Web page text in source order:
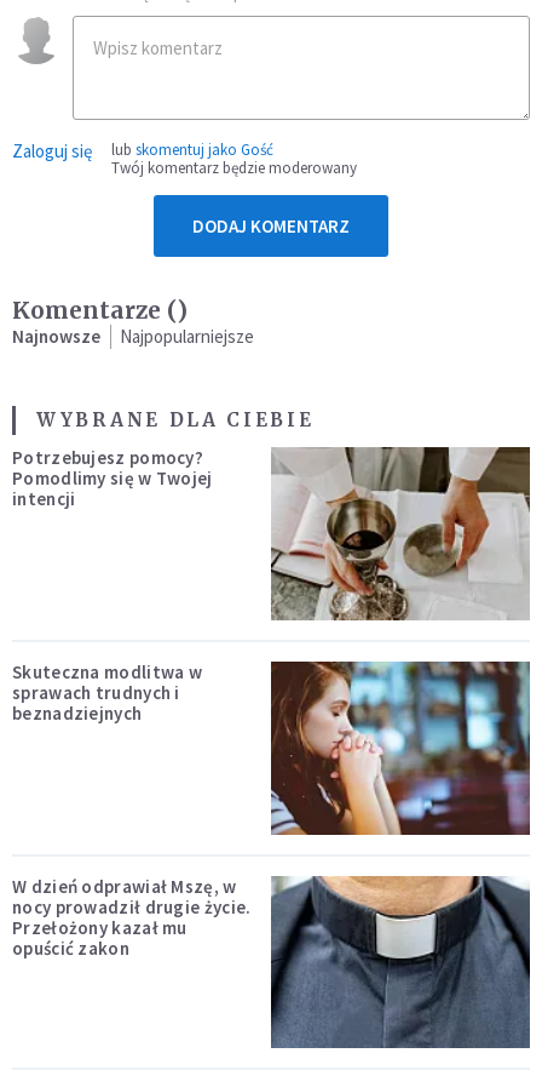
Zaloguj się lub skomentuj jako Gość
Twój komentarz będzie moderowany
DODAJ KOMENTARZ
Komentarze ()
Najnowsze Najpopularniejsze
WYBRANE DLA CIEBIE
Potrzebujesz pomocy?
Pomodlimy się w Twojej
intencji
Skuteczna modlitwa w
sprawach trudnych i
beznadziejnych
W dzień odprawiał Mszę, w
nocy prowadził drugie życie.
Przełożony kazał mu
opuścić zakon